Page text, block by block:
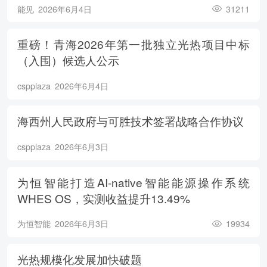
能见 2026年6月4日 31211
重磅！青海2026年第一批独立光热项目中标
（入围）候选人公示
cspplaza 2026年6月4日
海西州人民政府与可胜技术签署战略合作协议
cspplaza 2026年6月3日
为恒智能打造AI-native智能能源操作系统
WHES OS，实测收益提升13.49%
为恒智能 2026年6月3日 19934
光热规模化发展加快破题